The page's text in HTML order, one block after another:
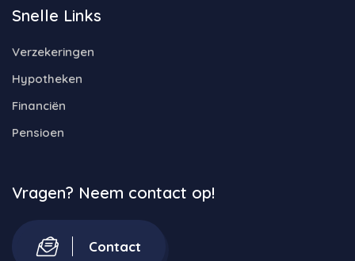
Snelle Links
Verzekeringen
Hypotheken
Financiën
Pensioen
Vragen? Neem contact op!
Contact